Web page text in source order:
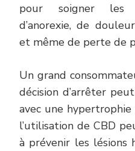
pour soigner les
d’anorexie, de
et même de perte de
Un grand
décision d’arrêter
avec une hypertrophie
l’utilisation de CBD
à prévenir les lésions